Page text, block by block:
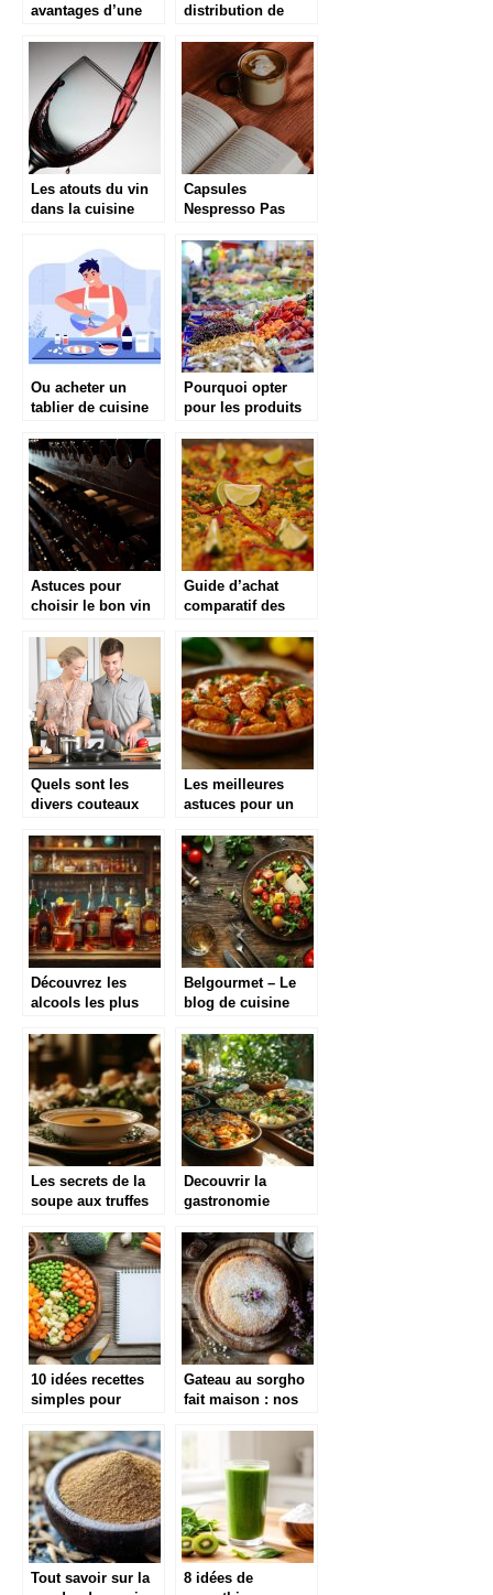
avantages d’une
distribution de
que c’est?
Les atouts du vin
dans la cuisine
Capsules
Nespresso Pas
Prix 2021
Ou acheter un
tablier de cuisine
Pourquoi opter
pour les produits
Astuces pour
choisir le bon vin
Guide d’achat
comparatif des
bon marché
Quels sont les
divers couteaux
Les meilleures
astuces pour un
parfait
Découvrez les
alcools les plus
leur impact
fascinant
Belgourmet – Le
blog de cuisine
Les secrets de la
soupe aux truffes
VGE de Paul
Bocuse : un joyau
de la cuisine
francaise
Decouvrir la
gastronomie
des recettes
innovantes
10 idées recettes
simples pour
légumes surgelés
Gateau au sorgho
fait maison : nos
stockage parfait
Tout savoir sur la
8 idées de